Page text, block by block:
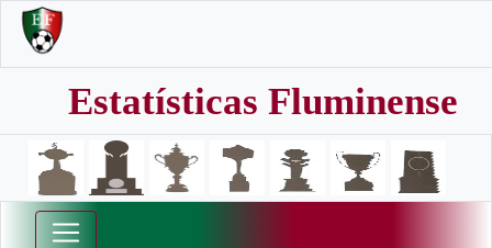
Estatísticas Fluminense